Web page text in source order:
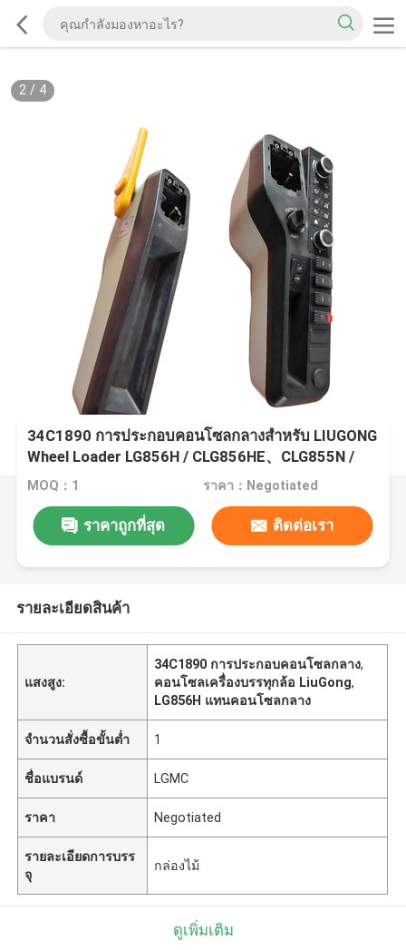
2/ 4
34C1890 การประกอบคอนโซลกลางสําหรับ LIUGONG
Wheel Loader LG856H / CLG856HE、CLG855N /
CLG855H、CLG870H、ZL50CN、CLG842H /
MOQ：1 ราคา：Negotiated
ราคาถูกที่สุด ติดต่อเรา
รายละเอียดสินค้า
แสงสูง:
34C1890 การประกอบคอนโซลกลาง,
คอนโซลเครื่องบรรทุกล้อ LiuGong,
LG856H แทนคอนโซลกลาง
จำนวนสั่งซื้อขั้นต่ำ 1
ชื่อแบรนด์ LGMC
ราคา Negotiated
รายละเอียดการบรร
จุ
กล่องไม้
ดูเพิ่มเติม